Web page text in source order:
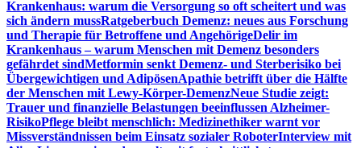
Krankenhaus: warum die Versorgung so oft scheitert und was
sich ändern mussRatgeberbuch Demenz: neues aus Forschung
und Therapie für Betroffene und AngehörigeDelir im
Krankenhaus – warum Menschen mit Demenz besonders
gefährdet sindMetformin senkt Demenz- und Sterberisiko bei
Übergewichtigen und AdipösenApathie betrifft über die Hälfte
der Menschen mit Lewy-Körper-DemenzNeue Studie zeigt:
Trauer und finanzielle Belastungen beeinflussen Alzheimer-
RisikoPflege bleibt menschlich: Medizinethiker warnt vor
Missverständnissen beim Einsatz sozialer RoboterInterview mit